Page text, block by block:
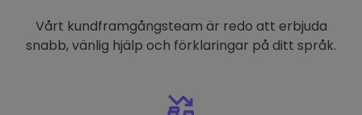
Vårt kundframgångsteam är redo att erbjuda
snabb, vänlig hjälp och förklaringar på ditt språk.